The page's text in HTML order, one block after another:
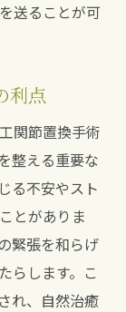
送ることが可
利点
関節置換手術
整える重要な
る不安やスト
とがありま
緊張を和らげ
らします。こ
れ、自然治癒